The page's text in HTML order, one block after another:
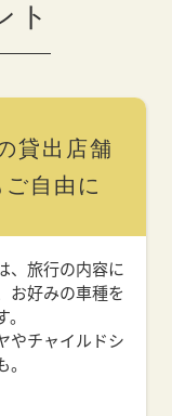
ト
貸出店舗
自由に
、旅行の内容に
お好みの車種を
やチャイルドシ